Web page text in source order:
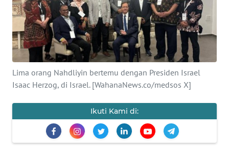
Lima orang Nahdliyin bertemu dengan Presiden Israel
Isaac Herzog, di Israel. [WahanaNews.co/medsos X]
Ikuti Kami di:
KESEHATAN
INTERNASIONAL
SERBA-SERBI
PENDIDIKAN
OLAHRAGA